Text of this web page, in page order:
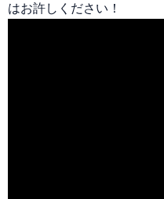
はお許しください！